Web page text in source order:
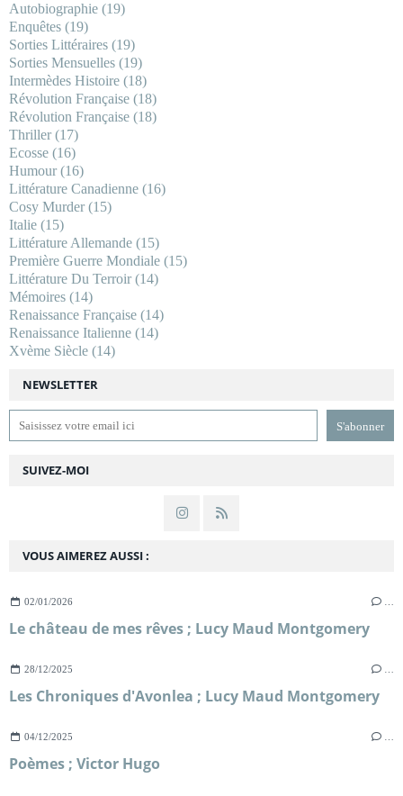
NEWSLETTER
SUIVEZ-MOI
VOUS AIMEREZ AUSSI :
02/01/2026 …
Le château de mes rêves ; Lucy Maud Montgomery
28/12/2025 …
Les Chroniques d'Avonlea ; Lucy Maud Montgomery
04/12/2025 …
Poèmes ; Victor Hugo
Autobiographie (19)
Enquêtes (19)
Sorties Littéraires (19)
Sorties Mensuelles (19)
Intermèdes Histoire (18)
Révolution Française (18)
Révolution Française (18)
Thriller(17)
Ecosse (16)
Humour(16)
Littérature Canadienne (16)
Cosy Murder(15)
Italie (15)
Littérature Allemande (15)
Première Guerre Mondiale (15)
Littérature Du Terroir(14)
Mémoires (14)
Renaissance Française (14)
Renaissance Italienne (14)
Xvème Siècle (14)